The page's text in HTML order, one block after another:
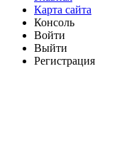
Карта сайта
Консоль
Войти
Выйти
Регистрация